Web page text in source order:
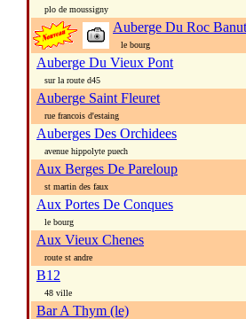
plo de moussigny
Auberge Du Roc
le bourg
Auberge Du Vieux Pont
sur la route d45
Auberge Saint Fleuret
rue francois d'estaing
Auberges Des Orchidees
avenue hippolyte puech
Aux Berges De Pareloup
st martin des faux
Aux Portes De Conques
le bourg
Aux Vieux Chenes
route st andre
B12
48 ville
Bar A Thym (le)